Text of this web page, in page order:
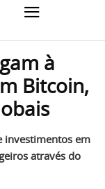
à
Bitcoin,
investimentos em
através do